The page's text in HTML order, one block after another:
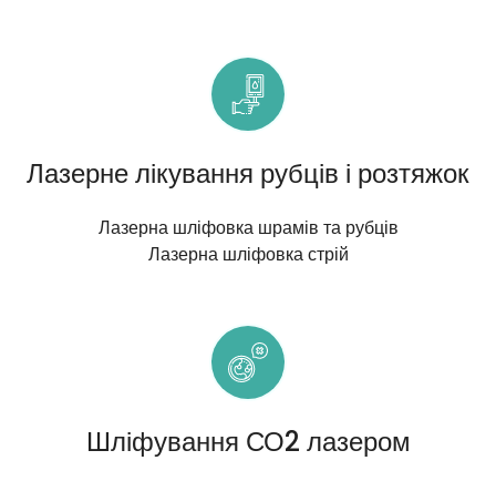
Лазерне лікування рубців і розтяжок
Лазерна шліфовка шрамів та рубців
Лазерна шліфовка стрій
Шліфування СО2 лазером